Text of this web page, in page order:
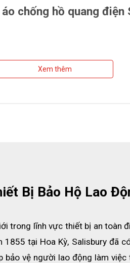
chống hồ quang
Xem thêm
Bị Bảo Hộ Lao
trong lĩnh vực thiết bị an toàn
tại Hoa Kỳ, Salisbury đã
bảo vệ người lao động làm